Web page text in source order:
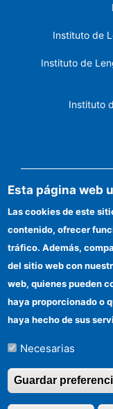
Instituto de
Instituto de
Instituto
Esta página web
Las cookies de este
contenido, ofrecer
tráfico. Además,
del sitio web con
web, quienes pueden
haya proporcionado o
haya hecho de sus
Necesarias
Guardar